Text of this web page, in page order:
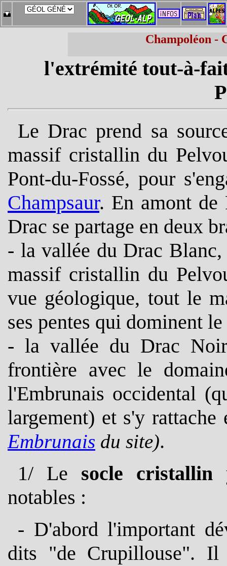
Champoléon -
l'extrémité tout-à-
Le Drac prend sa
massif cristallin du
Pont-du-Fossé, pour
Champsaur. En amont de
Drac se partage en deux
- la vallée du Drac
massif cristallin du
vue géologique, tout le
ses pentes qui dominent
- la vallée du Drac
frontière avec le
l'Embrunais occidental
largement) et s'y
Embrunais du site).
1/ Le socle cristallin
notables :
- D'abord l'important
dits "de Crupillouse". Il